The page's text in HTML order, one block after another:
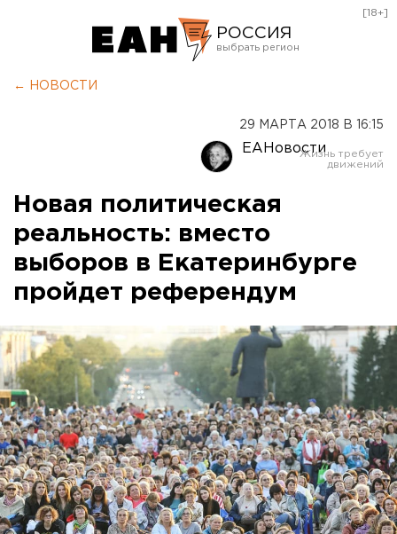
РОССИЯ
Оренбург
[18+]
← НОВОСТИ
29 МАРТА 2018 В 16:15
ЕАНовости
Новая политическая
реальность: вместо
выборов в Екатеринбурге
пройдет референдум